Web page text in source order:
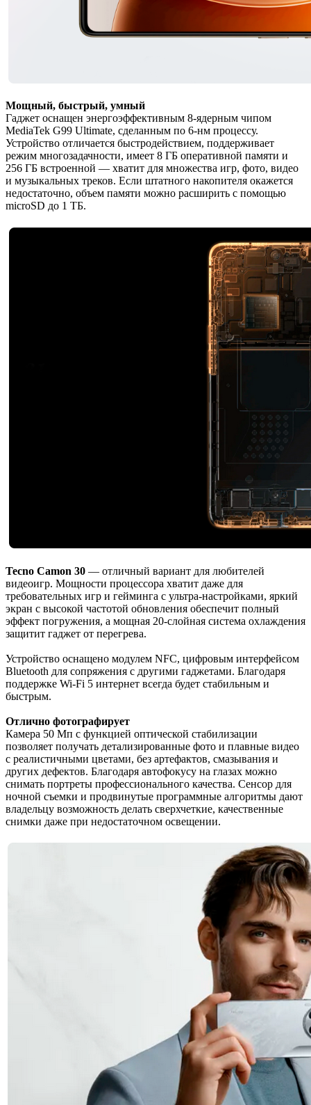
Мощный, быстрый, умный
Гаджет оснащен энергоэффективным 8-ядерным чипом
MediaTek G99 Ultimate, сделанным по 6-нм процессу.
Устройство отличается быстродействием, поддерживает
режим многозадачности, имеет 8 ГБ оперативной памяти и
256 ГБ встроенной — хватит для множества игр, фото, видео
и музыкальных треков. Если штатного накопителя окажется
недостаточно, объем памяти можно расширить с помощью
microSD до 1 ТБ.
Tecno Camon 30 — отличный вариант для любителей
видеоигр. Мощности процессора хватит даже для
требовательных игр и гейминга с ультра-настройками, яркий
экран с высокой частотой обновления обеспечит полный
эффект погружения, а мощная 20-слойная система охлаждения
защитит гаджет от перегрева.
Устройство оснащено модулем NFC, цифровым интерфейсом
Bluetooth для сопряжения с другими гаджетами. Благодаря
поддержке Wi-Fi 5 интернет всегда будет стабильным и
быстрым.
Отлично фотографирует
Камера 50 Мп с функцией оптической стабилизации
позволяет получать детализированные фото и плавные видео
с реалистичными цветами, без артефактов, смазывания и
других дефектов. Благодаря автофокусу на глазах можно
снимать портреты профессионального качества. Сенсор для
ночной съемки и продвинутые программные алгоритмы дают
владельцу возможность делать сверхчеткие, качественные
снимки даже при недостаточном освещении.